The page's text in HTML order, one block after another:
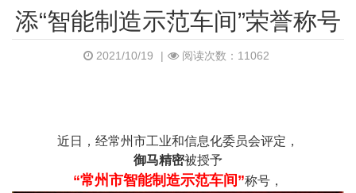
添“智能制造示范车间”荣誉称号
2021/10/19 | 阅读次数：11062
近日，经常州市工业和信息化委员会评定，
御马精密被授予
“常州市智能制造示范车间”称号，